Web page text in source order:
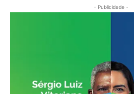
- Publicidade -